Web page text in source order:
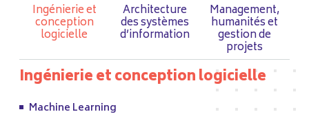
Ingénierie et
conception
logicielle
Architecture
des systèmes
d’information
Management,
humanités et
gestion de
projets
Ingénierie et conception logicielle
Machine Learning